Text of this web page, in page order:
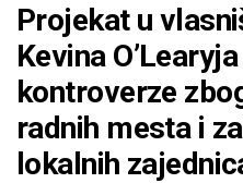
Projekat u
Kevina
kontroverze
radnih mesta i
lokalnih